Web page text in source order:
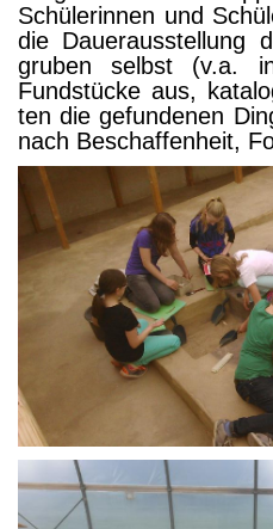
Schü­le­rin­nen und
die Dau­er­aus­stel­lung
gru­ben selbst (v.a.
Fund­stü­cke aus,
ten die gefun­de­nen
nach Beschaf­fen­heit,